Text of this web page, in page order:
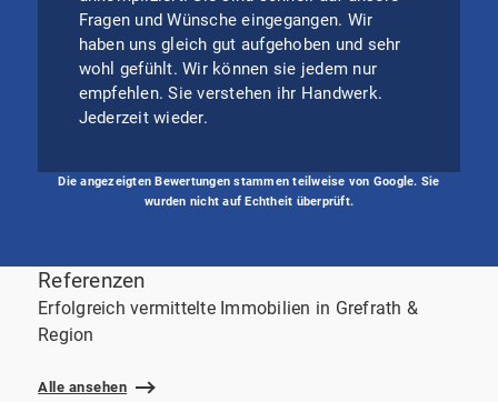
Fragen und Wünsche eingegangen. Wir
haben uns gleich gut aufgehoben und sehr
wohl gefühlt. Wir können sie jedem nur
empfehlen. Sie verstehen ihr Handwerk.
Jederzeit wieder.
Die angezeigten Bewertungen stammen teilweise von Google. Sie
wurden nicht auf Echtheit überprüft.
Referenzen
Erfolgreich vermittelte Immobilien in Grefrath &
Region
Alle ansehen